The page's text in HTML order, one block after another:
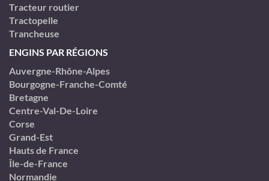
Tracteur routier
Tractopelle
Trancheuse
ENGINS PAR RÉGIONS
Auvergne-Rhône-Alpes
Bourgogne-Franche-Comté
Bretagne
Centre-Val-De-Loire
Corse
Grand-Est
Hauts de France
Île-de-France
Normandie